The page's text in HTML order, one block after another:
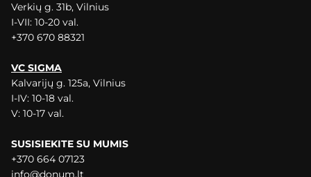
Verkių g. 31b, Vilnius
I-VII: 10-20 val.
+370 670 88321
VC SIGMA
Kalvarijų g. 125a, Vilnius
I-IV: 10-18 val.
V: 10-17 val.
SUSISIEKITE SU MUMIS
+370 664 07123
info@donum.lt